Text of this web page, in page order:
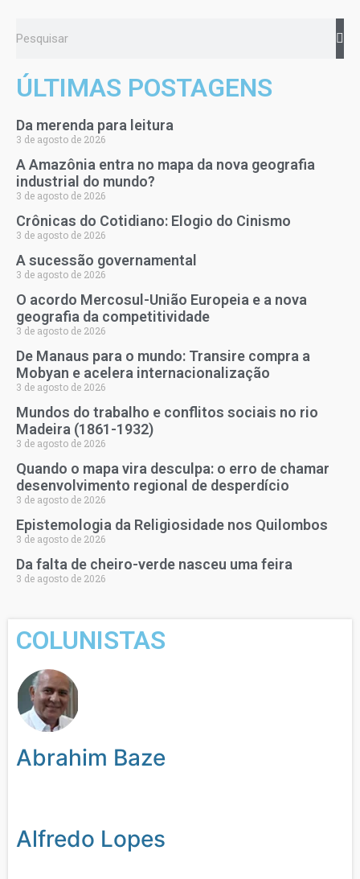
ÚLTIMAS POSTAGENS
Da merenda para leitura
3 de agosto de 2026
A Amazônia entra no mapa da nova geografia
industrial do mundo?
3 de agosto de 2026
Crônicas do Cotidiano: Elogio do Cinismo
3 de agosto de 2026
A sucessão governamental
3 de agosto de 2026
O acordo Mercosul-União Europeia e a nova
geografia da competitividade
3 de agosto de 2026
De Manaus para o mundo: Transire compra a
Mobyan e acelera internacionalização
3 de agosto de 2026
Mundos do trabalho e conflitos sociais no rio
Madeira (1861-1932)
3 de agosto de 2026
Quando o mapa vira desculpa: o erro de chamar
desenvolvimento regional de desperdício
3 de agosto de 2026
Epistemologia da Religiosidade nos Quilombos
3 de agosto de 2026
Da falta de cheiro-verde nasceu uma feira
3 de agosto de 2026
COLUNISTAS
Abrahim Baze
Alfredo Lopes